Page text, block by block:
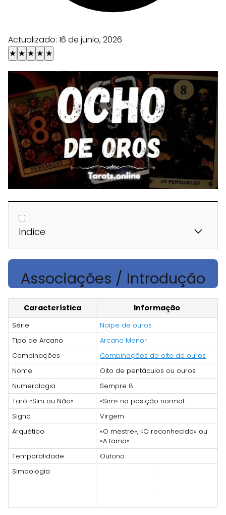
Actualizado: 16 de junio, 2026
★ ★ ★ ★ ★
Indice
Associações / Introdução
Característica Informação
Série
Naipe de ouros
Tipo de Arcano
Arcano Menor
Combinações
Combinações do oito de ouros
Nome
Oito de pentáculos ou ouros
Numerologia
Sempre 8
Tarô «Sim ou Não»
«Sim» na posição normal.
Signo
Virgem
Arquétipo
«O mestre», «O reconhecido» ou
«A fama»
Temporalidade
Outono
Simbologia